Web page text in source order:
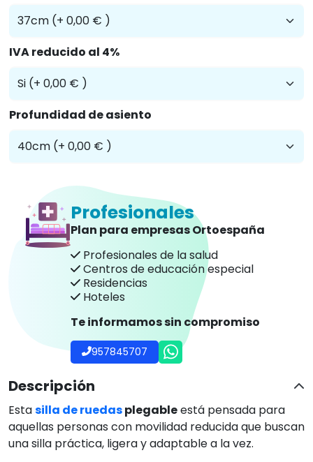
IVA reducido al 4%
Profundidad de asiento
Profesionales
Plan para empresas Ortoespaña
Profesionales de la salud
Centros de educación especial
Residencias
Hoteles
Te informamos sin compromiso
957845707
Descripción
Estasilla de ruedasplegableestá pensada para
aquellas personas con movilidad reducida que buscan
una silla práctica, ligera y adaptable a la vez.